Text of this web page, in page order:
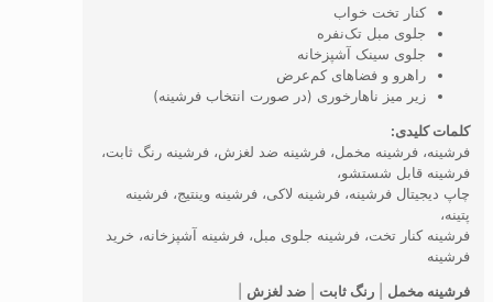
کنار تخت خواب
جلوی مبل تک‌نفره
جلوی سینک آشپزخانه
راهرو و فضاهای کم‌عرض
زیر میز ناهارخوری (در صورت انتخاب فرشینه)
کلمات کلیدی:
فرشینه، فرشینه مخمل، فرشینه ضد لغزش، فرشینه رنگ ثابت،
فرشینه قابل شستشو،
چاپ دیجیتال فرشینه، فرشینه لاکی، فرشینه وینتیج، فرشینه
پتینه،
فرشینه کنار تخت، فرشینه جلوی مبل، فرشینه آشپزخانه، خرید
فرشینه
فرشینه مخمل
رنگ ثابت ضد لغزش